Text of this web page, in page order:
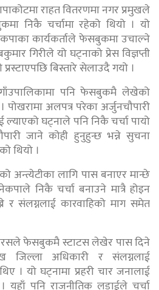
राहत वितरणमा नगर प्रमुखले
निकै चर्चामा रहेको थियो । यो
कार्यकर्ताले फेसबुकमा उचाल्ने
गिरीले यो घट्नाको प्रेस विज्ञप्ती
बिस्तारे सेलाउदै गयो ।
गाँउपालिकामा पनि फेसबुकमै लेखेको
अलपत्र परेका अर्जुनचौपारी
ल्याएको घट्नाले पनि निकै चर्चा पायो
जाने कोही हुनुहुन्छ भन्ने सुचना
थियो ।
अन्त्येटीका लागि पास बनाएर मान्छे
निकै चर्चा बनाउने मात्रै होइन
र संलग्नलाई कारवाहिको माग समेत
फेसबुकमै स्टाटस लेखेर पास दिने
जिल्ला अधिकारी र संलग्नलाई
। यो घट्नामा प्रहरी चार जनालाई
यहाँ पनि राजनीतिक लडाईले चर्चा